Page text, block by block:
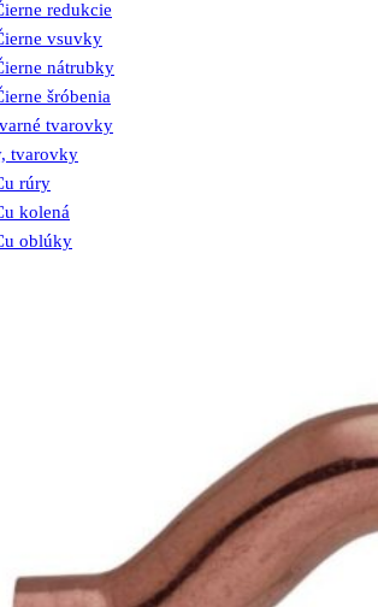
redukcie
vsuvky
nátrubky
šróbenia
tvarovky
tvarovky
rúry
kolená
oblúky